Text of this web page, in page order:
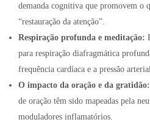
demanda cognitiva que promovem o
“restauração da atenção”.
Respiração profunda e meditação:
para respiração diafragmática
frequência cardíaca e a pressão arterial.
O impacto da oração e da gratidão:
de oração têm sido mapeadas pela
moduladores inflamatórios.